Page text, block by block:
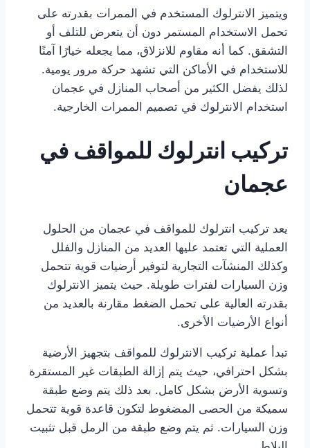
ويتميز الانترلوك المستخدم في الممرات بقدرته على
تحمل الاستخدام المستمر دون أن يتعرض للتلف أو
التشقق. كما أنه مقاوم للانزلاق، مما يجعله خيارًا آمنًا
للاستخدام في الأماكن التي تشهد حركة مرور يومية.
لذلك يفضل الكثير من أصحاب المنازل في عجمان
استخدام الانترلوك في تصميم الممرات الخارجية.
تركيب انترلوك للمواقف في
عجمان
يعد تركيب انترلوك للمواقف في عجمان من الحلول
العملية التي تعتمد عليها العديد من المنازل والفلل
وكذلك المنشآت التجارية لتوفير أرضيات قوية تتحمل
وزن السيارات لفترات طويلة. حيث يتميز الانترلوك
بقدرته العالية على تحمل الضغط مقارنة بالعديد من
أنواع الأرضيات الأخرى.
تبدأ عملية تركيب الانترلوك للمواقف بتجهيز الأرضية
بشكل احترافي، حيث يتم إزالة الطبقات غير المستقرة
وتسوية الأرض بشكل كامل. بعد ذلك يتم وضع طبقة
سميكة من الحصى المضغوط لتكون قاعدة قوية تتحمل
وزن السيارات. ثم يتم وضع طبقة من الرمل قبل تثبيت